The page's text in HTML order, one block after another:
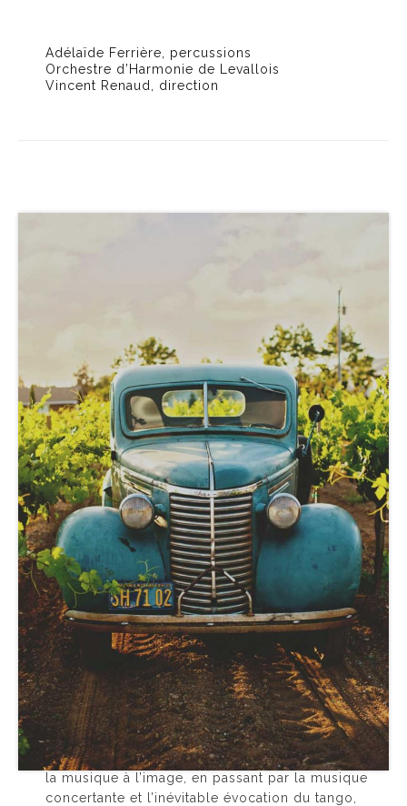
Adélaïde Ferrière, percussions
Orchestre d’Harmonie de Levallois
Vincent Renaud, direction
ARGENTINA…
VENDREDI 24 JUIN 2022 – 20H30
Salle Ravel de Levallois
Après que le solstice ait annoncé les jours les
plus lumineux de l’année et les vacances à venir,
quoi de mieux que de s’envoler avec un peu
d’avance vers une destination rêvée. L’Orchestre
d’Harmonie de Levallois vous propose de voyager
le temps d’un concert vers l’Amérique du Sud et
l’Argentine en particulier. De la musique savante à
la musique à l’image, en passant par la musique
concertante et l’inévitable évocation du tango,